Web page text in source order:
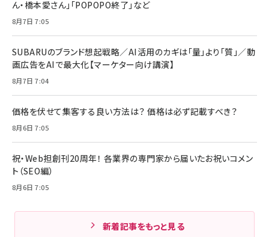
ん・橋本愛さん」「POPOPO終了」など
8月7日 7:05
SUBARUのブランド想起戦略／AI活用のカギは「量」より「質」／動
画広告をAIで最大化【マーケター向け講演】
8月7日 7:04
価格を伏せて集客する良い方法は？ 価格は必ず記載すべき？
8月6日 7:05
祝・Web担創刊20周年！ 各業界の専門家から届いたお祝いコメン
ト（SEO編）
8月6日 7:05
新着記事をもっと見る